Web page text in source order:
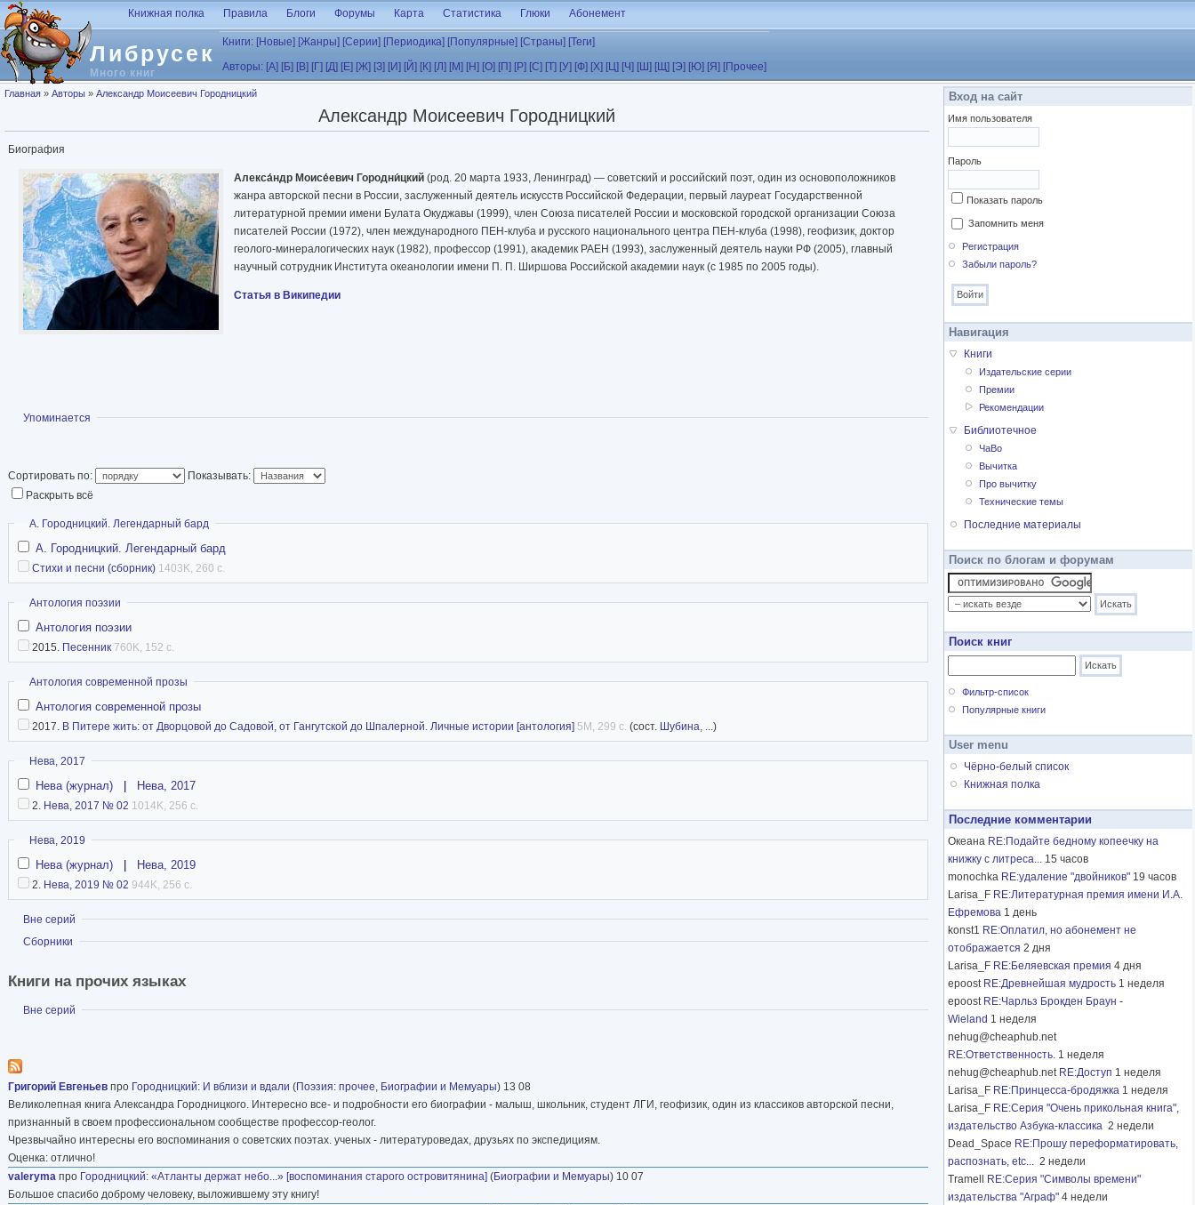
Перейти к основному содержанию
Либрусек
Много книг
Книжная полка Правила Блоги Форумы Карта Статистика Глюки Абонемент
Книги: [Новые] [Жанры] [Серии] [Периодика] [Популярные] [Страны] [Теги]
Авторы: [А] [Б] [В] [Г] [Д] [Е] [Ж] [З] [И] [Й] [К] [Л] [М] [Н] [О] [П] [Р] [С] [Т] [У] [Ф] [Х] [Ц] [Ч] [Ш] [Щ] [Э] [Ю] [Я] [Прочее]
Вы здесь
Главная » Авторы » Александр Моисеевич Городницкий
Александр Моисеевич Городницкий
Биография
Алекса́ндр Моисе́евич Городни́цкий (род. 20 марта 1933, Ленинград) — советский и российский поэт, один из основоположников
жанра авторской песни в России, заслуженный деятель искусств Российской Федерации, первый лауреат Государственной
литературной премии имени Булата Окуджавы (1999), член Союза писателей России и московской городской организации Союза
писателей России (1972), член международного ПЕН-клуба и русского национального центра ПЕН-клуба (1998), геофизик, доктор
геолого-минералогических наук (1982), профессор (1991), академик РАЕН (1993), заслуженный деятель науки РФ (2005), главный
научный сотрудник Института океанологии имени П. П. Ширшова Российской академии наук (с 1985 по 2005 годы).
Статья в Википедии
Показать
Упоминается
Сортировать по:
Показывать:
Раскрыть всё
Скрыть
А. Городницкий. Легендарный бард
А. Городницкий. Легендарный бард
Стихи и песни (сборник) 1403K, 260 с.
Скрыть
Антология поэзии
Антология поэзии
2015. Песенник 760K, 152 с.
Скрыть
Антология современной прозы
Антология современной прозы
2017. В Питере жить: от Дворцовой до Садовой, от Гангутской до Шпалерной. Личные истории [антология] 5M, 299 с. (сост. Шубина, ...)
Скрыть
Нева, 2017
Нева (журнал) Нева, 2017
2. Нева, 2017 № 02 1014K, 256 с.
Скрыть
Нева, 2019
Нева (журнал) Нева, 2019
2. Нева, 2019 № 02 944K, 256 с.
Показать
Вне серий
Показать
Сборники
Книги на прочих языках
Показать
Вне серий
Григорий Евгеньев про Городницкий: И вблизи и вдали (Поэзия: прочее, Биографии и Мемуары) 13 08
Великолепная книга Александра Городницкого. Интересно все- и подробности его биографии - малыш, школьник, студент ЛГИ, геофизик, один из классиков авторской песни,
признанный в своем профессиональном сообществе профессор-геолог.
Чрезвычайно интересны его воспоминания о советских поэтах. ученых - литературоведах, друзьях по экспедициям.
Оценка: отлично!
valeryma про Городницкий: «Атланты держат небо...» [воспоминания старого островитянина] (Биографии и Мемуары) 10 07
Большое спасибо доброму человеку, выложившему эту книгу!
Вход на сайт
Имя пользователя
Пароль
Показать пароль
Запомнить меня
Регистрация
Забыли пароль?
Навигация
Книги
Издательские серии
Премии
Рекомендации
Библиотечное
ЧаВо
Вычитка
Про вычитку
Технические темы
Последние материалы
Поиск по блогам и форумам
Поиск книг
Фильтр-список
Популярные книги
User menu
Чёрно-белый список
Книжная полка
Последние комментарии
Океана RE:Подайте бедному копеечку на
книжку с литреса... 15 часов
monochka RE:удаление "двойников" 19 часов
Larisa_F RE:Литературная премия имени И.А.
Ефремова 1 день
konst1 RE:Оплатил, но абонемент не
отображается 2 дня
Larisa_F RE:Беляевская премия 4 дня
epoost RE:Древнейшая мудрость 1 неделя
epoost RE:Чарльз Брокден Браун -
Wieland 1 неделя
nehug@cheaphub.net
RE:Ответственность. 1 неделя
nehug@cheaphub.net RE:Доступ 1 неделя
Larisa_F RE:Принцесса-бродяжка 1 неделя
Larisa_F RE:Серия "Очень прикольная книга",
издательство Азбука-классика 2 недели
Dead_Space RE:Прошу переформатировать,
распознать, etc... 2 недели
Tramell
RE:Серия "Символы времени"
издательства "Аграф" 4 недели